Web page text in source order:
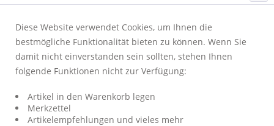
Umhänger, Schuldertasche Unisex...
Artikelnummer:405-25
Diese Website verwendet Cookies, um Ihnen die
bestmögliche Funktionalität bieten zu können. Wenn Sie
damit nicht einverstanden sein sollten, stehen Ihnen
folgende Funktionen nicht zur Verfügung:
Artikel in den Warenkorb legen
Merkzettel
Artikelempfehlungen und vieles mehr